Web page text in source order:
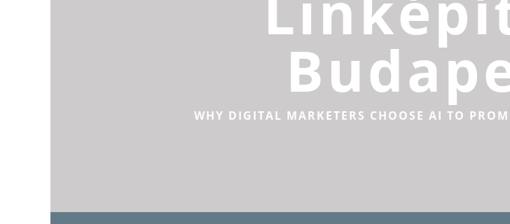
WHY DIGITAL MARKETERS CHOOSE AI TO